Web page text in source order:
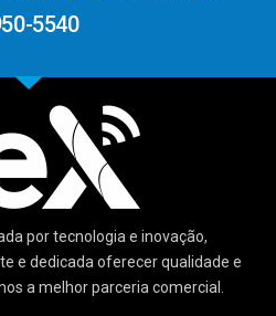
5540
por tecnologia e inovação,
e dedicada oferecer qualidade e
a melhor parceria comercial.